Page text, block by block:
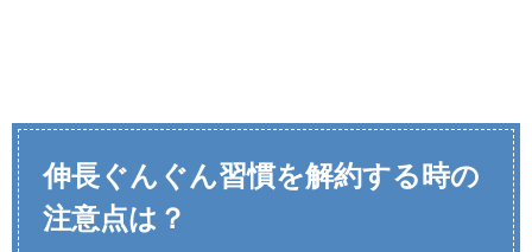
伸長ぐんぐん習慣を解約する時の
注意点は？